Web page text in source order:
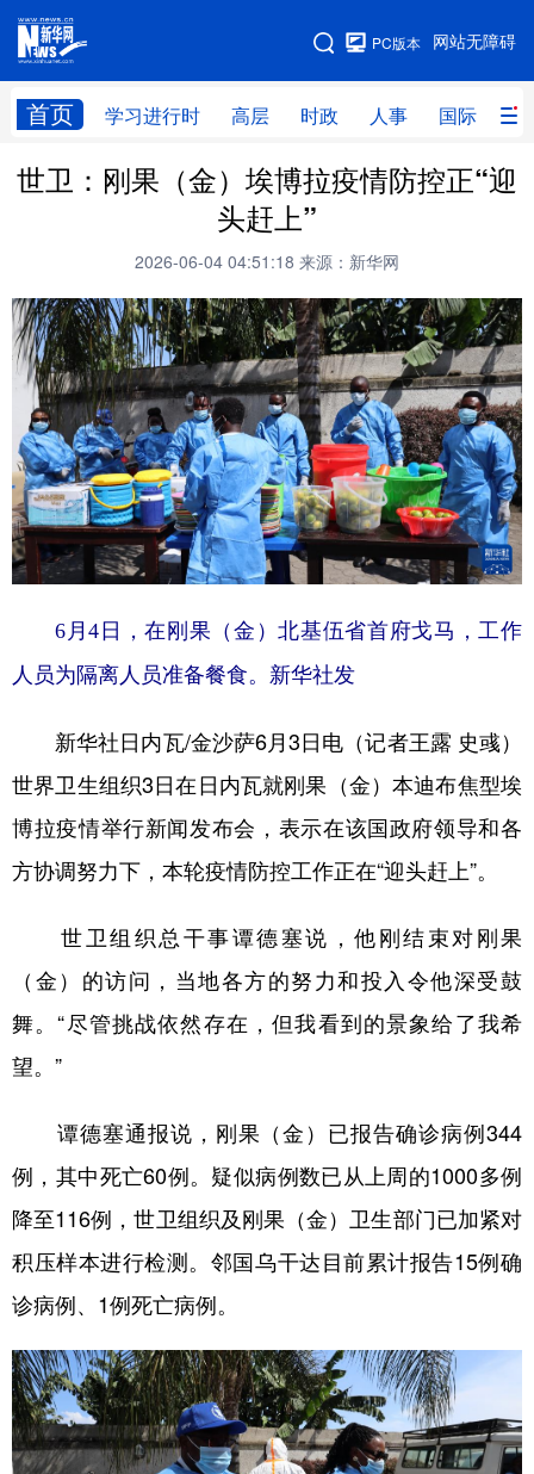
网站无障碍
PC版本
首页 学习进行时 高层 时政 人事 国际 财
网站地图
学习进行时 高层 时政 人事
财经
科技 科创 量子 体育
文化 书画 健康 军事
访谈 视频 图片 政务
法律 中央文件 金融 汽车
食品 人居 信息化 数字经济
学术中国 乡村振兴 银龄 溯源中国
城市 旅游 能源 会展
彩票 娱乐 时尚
公益 一带一路 亚太网 上市公司
文化产业
地方频道
辽宁 吉林 上海 江苏
浙江 安徽 福建 江西
广东 广西 海南 重庆
四川 贵州 云南 西藏
陕西 甘肃 青海 宁夏
新疆 内蒙古 黑龙江
多语种频道
English Español Français عربى
Русский язык 日本語 한국어
世卫：刚果（金）埃博拉疫情防控正“迎
头赶上”
2026-06-04 04:51:18 来源：新华网
6月4日，在刚果（金）北基伍省首府戈马，工作
人员为隔离人员准备餐食。新华社发
新华社日内瓦/金沙萨6月3日电（记者王露 史彧）
世界卫生组织3日在日内瓦就刚果（金）本迪布焦型埃
博拉疫情举行新闻发布会，表示在该国政府领导和各
方协调努力下，本轮疫情防控工作正在“迎头赶上”。
世卫组织总干事谭德塞说，他刚结束对刚果
（金）的访问，当地各方的努力和投入令他深受鼓
舞。“尽管挑战依然存在，但我看到的景象给了我希
望。”
谭德塞通报说，刚果（金）已报告确诊病例344
例，其中死亡60例。疑似病例数已从上周的1000多例
降至116例，世卫组织及刚果（金）卫生部门已加紧对
积压样本进行检测。邻国乌干达目前累计报告15例确
诊病例、1例死亡病例。